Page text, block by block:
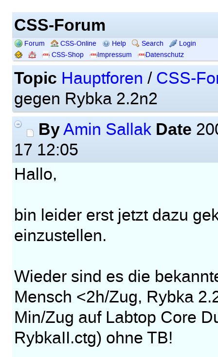
CSS-Forum
Forum CSS-Online Help Search
Login
CSS-Shop
Impressum Datenschutz
Topic Hauptforen / CSS-
gegen Rybka 2.2n2
ByAmin Sallak Date
17 12:05
Hallo,
bin leider erst jetzt dazu
einzustellen.
Wieder sind es die
Mensch <2h/Zug, Rybka
Min/Zug auf Labtop Core
RybkaII.ctg) ohne TB!